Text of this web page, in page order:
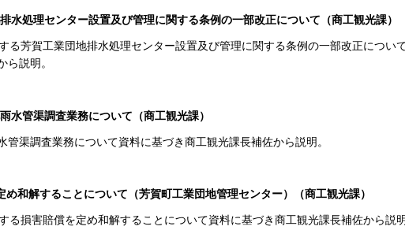
水処理センター設置及び管理に関する条例の一部改正について（商工観光課）
る芳賀工業団地排水処理センター設置及び管理に関する条例の一部改正につい
ら説明。
水管渠調査業務について（商工観光課）
管渠調査業務について資料に基づき商工観光課長補佐から説明。
め和解することについて（芳賀町工業団地管理センター）（商工観光課）
る損害賠償を定め和解することについて資料に基づき商工観光課長補佐から説明